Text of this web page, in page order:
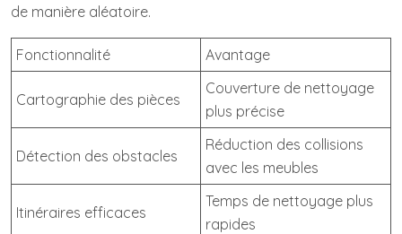
de manière aléatoire.
Fonctionnalité Avantage
Cartographie des pièces
Couverture de nettoyage
plus précise
Détection des obstacles
Réduction des collisions
avec les meubles
Itinéraires efficaces
Temps de nettoyage plus
rapides